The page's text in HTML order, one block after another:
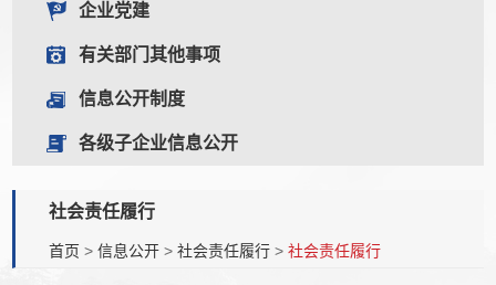
企业党建
有关部门其他事项
信息公开制度
各级子企业信息公开
社会责任履行
首页 >信息公开 >社会责任履行 >社会责任履行